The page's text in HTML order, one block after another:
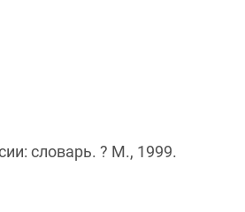
словарь. ? М., 1999.